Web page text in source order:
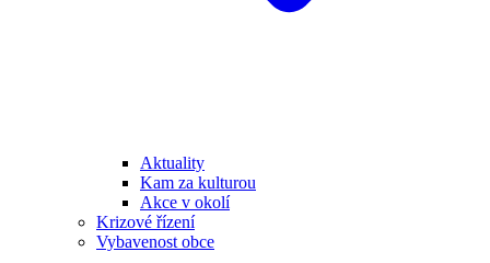
Aktuality
Kam za kulturou
Akce v okolí
Krizové řízení
Vybavenost obce